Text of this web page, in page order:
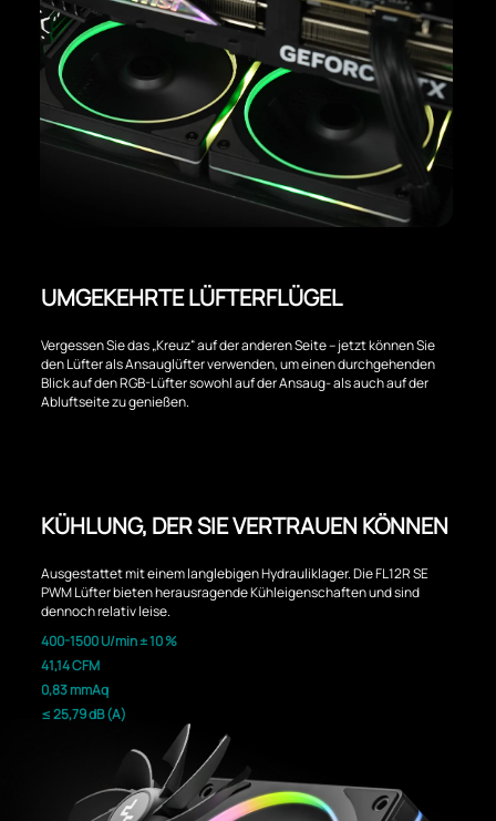
UMGEKEHRTE LÜFTERFLÜGEL
Vergessen Sie das „Kreuz“ auf der anderen Seite – jetzt können Sie
den Lüfter als Ansauglüfter verwenden, um einen durchgehenden
Blick auf den RGB-Lüfter sowohl auf der Ansaug- als auch auf der
Abluftseite zu genießen.
KÜHLUNG, DER SIE VERTRAUEN KÖNNEN
Ausgestattet mit einem langlebigen Hydrauliklager. Die FL12R SE
PWM Lüfter bieten herausragende Kühleigenschaften und sind
dennoch relativ leise.
400-1500 U/min ± 10 %
41,14 CFM
0,83 mmAq
≤ 25,79 dB (A)